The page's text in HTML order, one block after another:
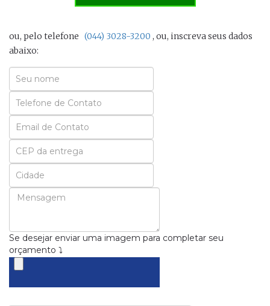
ou, pelo telefone (044) 3028-3200 , ou, inscreva seus dados
abaixo:
Seu
Nome
Seu
Email
Se desejar enviar uma imagem para completar seu
orçamento ⤵